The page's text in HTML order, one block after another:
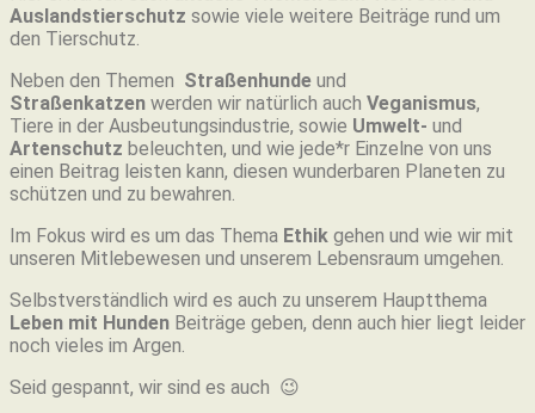
Auslandstierschutz sowie viele weitere Beiträge rund um
den Tierschutz.
Neben den Themen Straßenhunde und
Straßenkatzen werden wir natürlich auch Veganismus,
Tiere in der Ausbeutungsindustrie, sowie Umwelt- und
Artenschutz beleuchten, und wie jede*r Einzelne von uns
einen Beitrag leisten kann, diesen wunderbaren Planeten zu
schützen und zu bewahren.
Im Fokus wird es um das Thema Ethik gehen und wie wir mit
unseren Mitlebewesen und unserem Lebensraum umgehen.
Selbstverständlich wird es auch zu unserem Hauptthema
Leben mit Hunden Beiträge geben, denn auch hier liegt leider
noch vieles im Argen.
Seid gespannt, wir sind es auch 😉